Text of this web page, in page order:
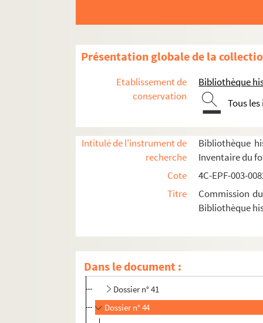
Présentation globale de la
Etablissement de
conservation
Bibliothèque
Tous
Intitulé de l'instrument de
recherche
Bibliothèque
Inventaire du
Cote
4C-EPF-003-
Titre
Commission
Bibliothèque
Dans le document :
Dossier n° 25
Dossier n° 28
Dossier n° 32
Dossier n° 32 bis
Dossier n° 33
Dossier n° 37
Dossier n° 38
Dossier n° 39
Dossier n° 41
Dossier n° 44